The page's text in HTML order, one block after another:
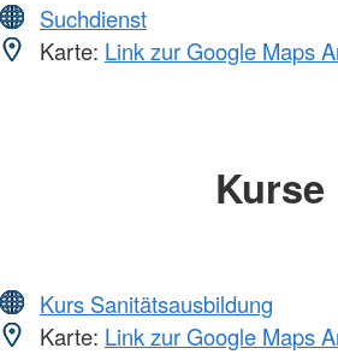
Suchdienst
Karte: Link zur Google Maps
Kurse
Kurs Sanitätsausbildung
Karte: Link zur Google Maps